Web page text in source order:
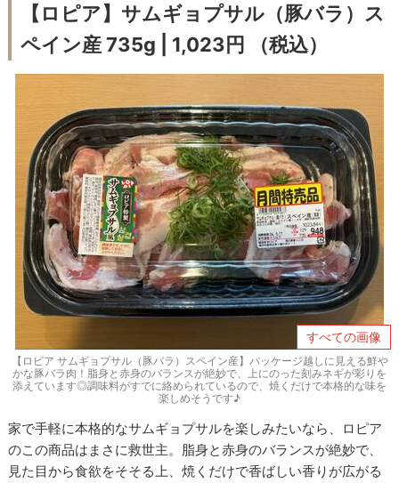
【ロピア】サムギョプサル（豚バラ）ス
ペイン産 735g | 1,023円 （税込）
すべての画像
【ロピア サムギョプサル（豚バラ）スペイン産】パッケージ越しに見える鮮や
かな豚バラ肉！脂身と赤身のバランスが絶妙で、上にのった刻みネギが彩りを
添えています◎調味料がすでに絡められているので、焼くだけで本格的な味を
楽しめそうです♪
家で手軽に本格的なサムギョプサルを楽しみたいなら、ロピア
のこの商品はまさに救世主。脂身と赤身のバランスが絶妙で、
見た目から食欲をそそる上、焼くだけで香ばしい香りが広がる